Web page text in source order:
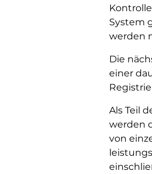
System
werden
Die
einer
Als Teil
werden
von